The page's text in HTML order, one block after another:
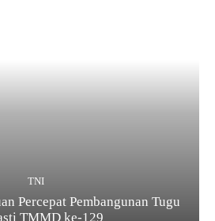
TNI
Percepat Pembangunan Tugu
TMMD ke-129